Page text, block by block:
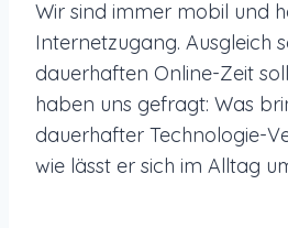
Wir sind immer mobil und
Internetzugang. Ausgleich
dauerhaften Online-Zeit
haben uns gefragt: Was
dauerhafter Technologie-
wie lässt er sich im Alltag